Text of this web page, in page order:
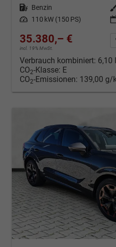
Kraftstoff Benzin
Leistung 110 kW (150 PS)
35.380,– €
incl. 19% MwSt.
Verbrauch kombiniert: 6,10
CO2-Klasse: E
CO2-Emissionen: 139,00 g/